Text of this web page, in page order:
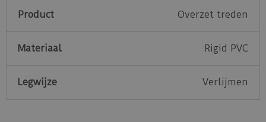
Product Overzet treden
Materiaal Rigid PVC
Legwijze Verlijmen